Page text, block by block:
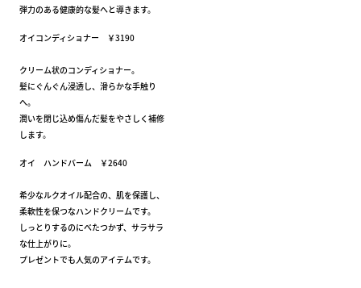
弾力のある健康的な髪へと導きます。
オイコンディショナー ￥3190
クリーム状のコンディショナー。
髪にぐんぐん浸透し、滑らかな手触り
へ。
潤いを閉じ込め傷んだ髪をやさしく補修
します。
オイ ハンドバーム ￥2640
希少なルクオイル配合の、肌を保護し、
柔軟性を保つなハンドクリームです。
しっとりするのにべたつかず、サラサラ
な仕上がりに。
プレゼントでも人気のアイテムです。